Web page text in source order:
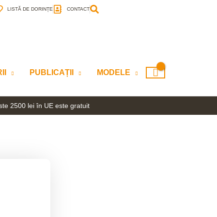
LISTĂ DE DORINȚE CONTACT
PUBLICAȚII MODELE
2500 lei în UE este gratuit